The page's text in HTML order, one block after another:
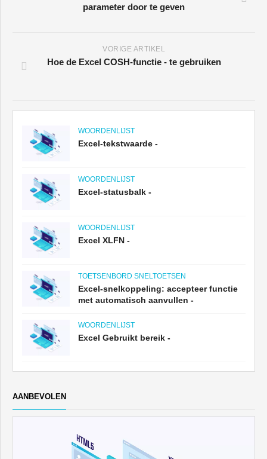
parameter door te geven
VORIGE ARTIKEL
Hoe de Excel COSH-functie - te gebruiken
WOORDENLIJST
Excel-tekstwaarde -
WOORDENLIJST
Excel-statusbalk -
WOORDENLIJST
Excel XLFN -
TOETSENBORD SNELTOETSEN
Excel-snelkoppeling: accepteer functie
met automatisch aanvullen -
WOORDENLIJST
Excel Gebruikt bereik -
AANBEVOLEN